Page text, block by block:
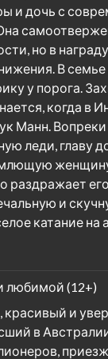
и дочь с
но в
В семье
у порога.
когда в
Манн.
леди, главу
раздражает
и
катание на
любимой (12+)
и
в